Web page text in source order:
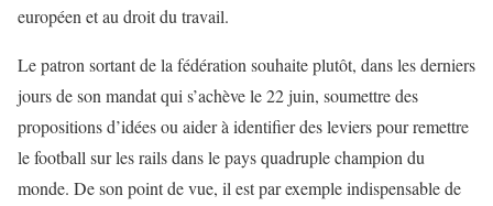
européen et au droit du travail.
Le patron sortant de la fédération souhaite plutôt, dans les derniers
jours de son mandat qui s’achève le 22 juin, soumettre des
propositions d’idées ou aider à identifier des leviers pour remettre
le football sur les rails dans le pays quadruple champion du
monde. De son point de vue, il est par exemple indispensable de